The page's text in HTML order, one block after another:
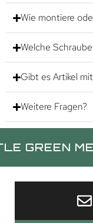
Wie montiere
Welche
Gibt es Artikel
Weitere Fragen?
MEN.